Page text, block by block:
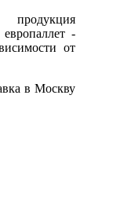
европаллет -
от
в Москву